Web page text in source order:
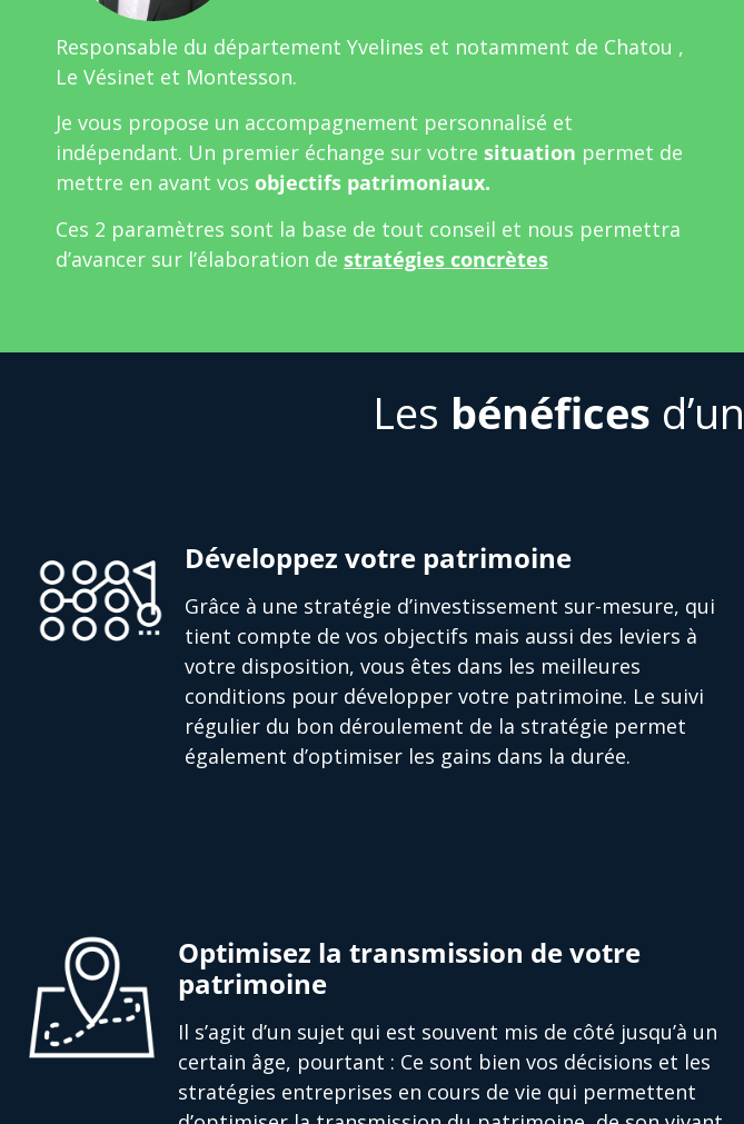
Responsable du département Yvelines et notamment de Chatou ,
Le Vésinet et Montesson.
Je vous propose un accompagnement personnalisé et
indépendant. Un premier échange sur votre situation permet de
mettre en avant vos objectifs patrimoniaux.
Ces 2 paramètres sont la base de tout conseil et nous permettra
d’avancer sur l’élaboration de stratégies concrètes
Les bénéfices
Développez votre patrimoine
Grâce à une stratégie d’investissement sur-mesure, qui
tient compte de vos objectifs mais aussi des leviers à
votre disposition, vous êtes dans les meilleures
conditions pour développer votre patrimoine. Le suivi
régulier du bon déroulement de la stratégie permet
également d’optimiser les gains dans la durée.
Optimisez la transmission de votre
patrimoine
Il s’agit d’un sujet qui est souvent mis de côté jusqu’à un
certain âge, pourtant : Ce sont bien vos décisions et les
stratégies entreprises en cours de vie qui permettent